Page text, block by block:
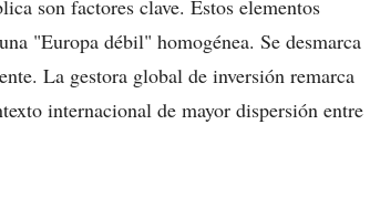
son factores clave. Estos elementos
"Europa débil" homogénea. Se desmarca
La gestora global de inversión remarca
internacional de mayor dispersión entre